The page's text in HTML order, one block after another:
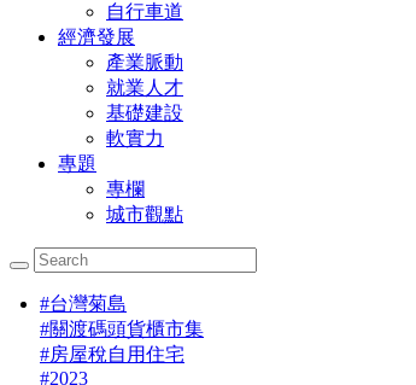
自行車道
經濟發展
產業脈動
就業人才
基礎建設
軟實力
專題
專欄
城市觀點
#台灣菊島
#關渡碼頭貨櫃市集
#房屋稅自用住宅
#2023